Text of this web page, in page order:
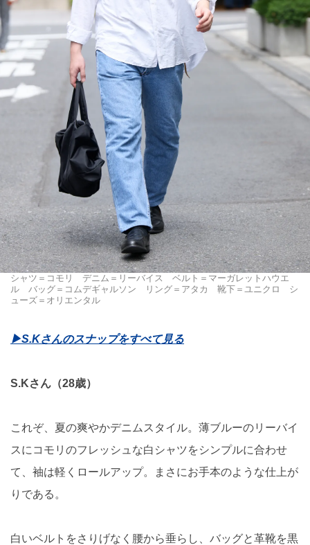
シャツ＝コモリ デニム＝リーバイス ベルト＝マーガレットハウエ
ル バッグ＝コムデギャルソン リング＝アタカ 靴下＝ユニクロ シ
ューズ＝オリエンタル
▶︎S.Kさんのスナップをすべて見る
S.Kさん（28歳）
これぞ、夏の爽やかデニムスタイル。薄ブルーのリーバイ
スにコモリのフレッシュな白シャツをシンプルに合わせ
て、袖は軽くロールアップ。まさにお手本のような仕上が
りである。
白いベルトをさりげなく腰から垂らし、バッグと革靴を黒